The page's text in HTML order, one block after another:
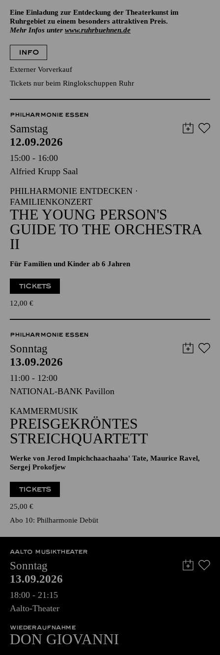
Eine Einladung zur Entdeckung der Theaterkunst im
Ruhrgebiet zu einem besonders attraktiven Preis.
Mehr Infos unter www.ruhrbuehnen.de
INFO
Externer Vorverkauf
Tickets nur beim Ringlokschuppen Ruhr
PHILHARMONIE ESSEN
Samstag
12.09.2026
15:00 - 16:00
Alfried Krupp Saal
PHILHARMONIE ENTDECKEN ·
FAMILIENKONZERT
THE YOUNG PERSON'S
GUIDE TO THE ORCHESTRA
II
Für Familien und Kinder ab 6 Jahren
TICKETS
12,00 €
PHILHARMONIE ESSEN
Sonntag
13.09.2026
11:00 - 12:00
NATIONAL-BANK Pavillon
KAMMERMUSIK
PREISGEKRÖNTES
STREICHQUARTETT
Werke von Jerod Impichchaachaaha' Tate, Maurice Ravel,
Sergej Prokofjew
TICKETS
25,00 €
Abo 10: Philharmonie Debüt
AALTO MUSIKTHEATER
Sonntag
13.09.2026
18:00 - 21:15
Aalto-Theater
WIEDERAUFNAHME
DON GIO­VANNI